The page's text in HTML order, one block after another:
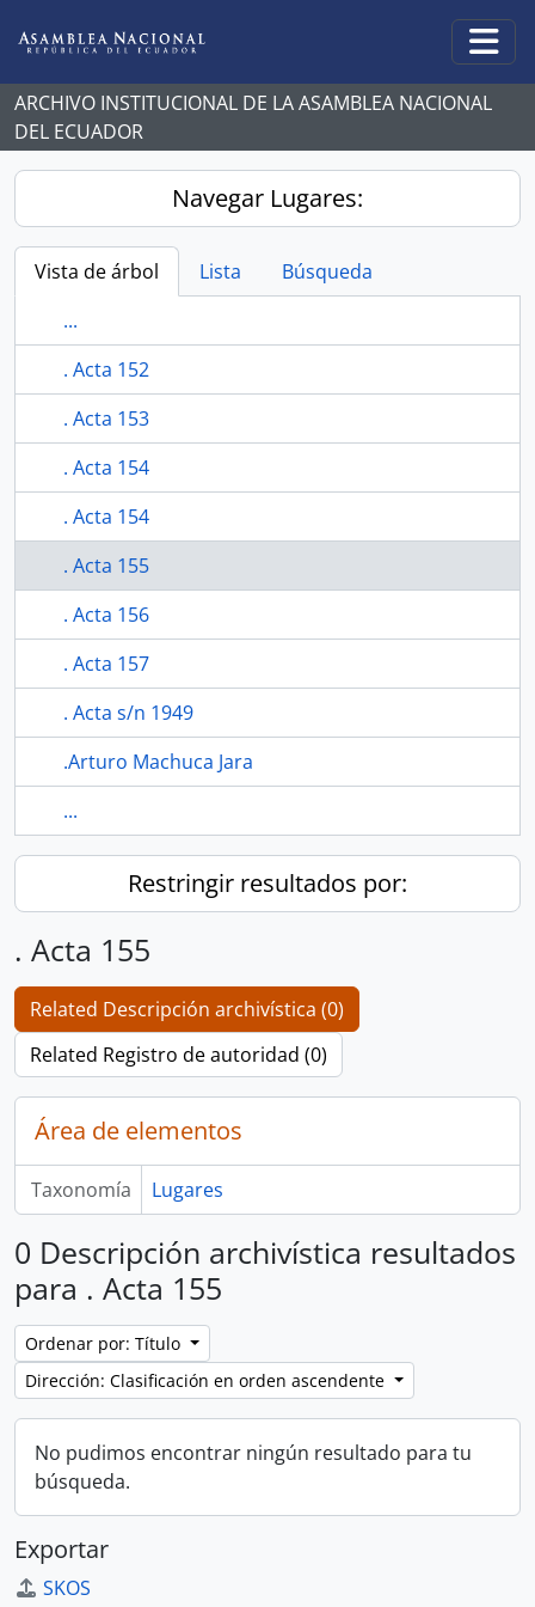
ARCHIVO INSTITUCIONAL DE LA ASAMBLEA NACIONAL
DEL ECUADOR
Navegar Lugares:
Vista de árbol Lista
Búsqueda
...
. Acta 152
. Acta 153
. Acta 154
. Acta 154
. Acta 155
. Acta 156
. Acta 157
. Acta s/n 1949
.Arturo Machuca Jara
...
Restringir resultados por:
. Acta 155
Related Descripción archivística (0)
Related Registro de autoridad (0)
Área de elementos
Taxonomía Lugares
0 Descripción archivística resultados
para . Acta 155
Ordenar por: Título
Dirección: Clasificación en orden ascendente
No pudimos encontrar ningún resultado para tu
búsqueda.
Exportar
SKOS